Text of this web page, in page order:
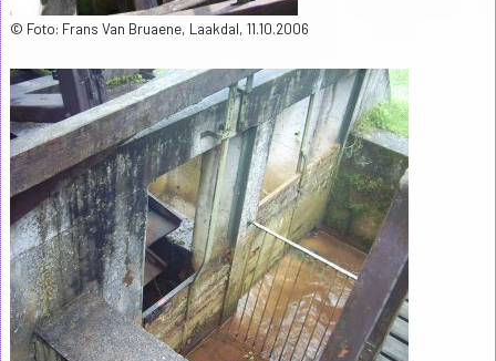
© Foto: Frans Van Bruaene, Laakdal, 11.10.2006